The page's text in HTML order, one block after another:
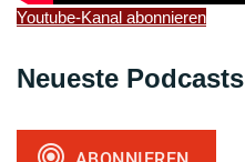
Youtube-Kanal abonnieren
Neueste Podcasts